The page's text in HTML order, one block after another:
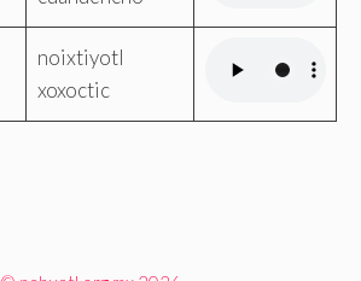
noixtiyotl
xoxoctic